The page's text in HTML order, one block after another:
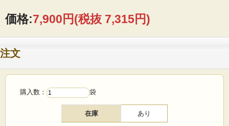
価格:7,900円(税抜 7,315円)
注文
購入数： 袋
在庫 あり